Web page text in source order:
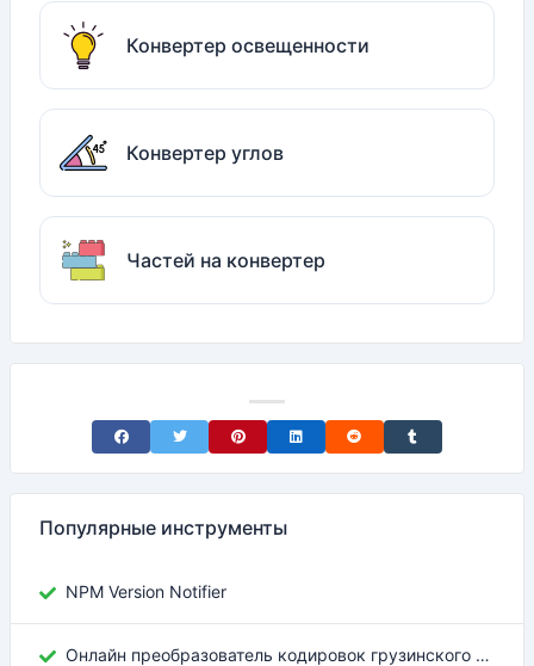
Конвертер освещенности
Конвертер углов
Частей на конвертер
Share on Facebook
Share on TwitterShare on Pinterest
Share on LinkedIn
Share on RedditShare on Tumblr
Популярные инструменты
NPM Version Notifier
Онлайн преобразователь кодировок грузинского текста